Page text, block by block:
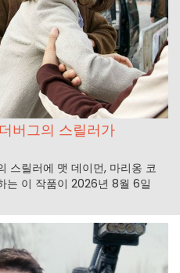
버그의 스릴러가
릴러에 맷 데이먼, 마리옹 코
는 이 작품이 2026년 8월 6일